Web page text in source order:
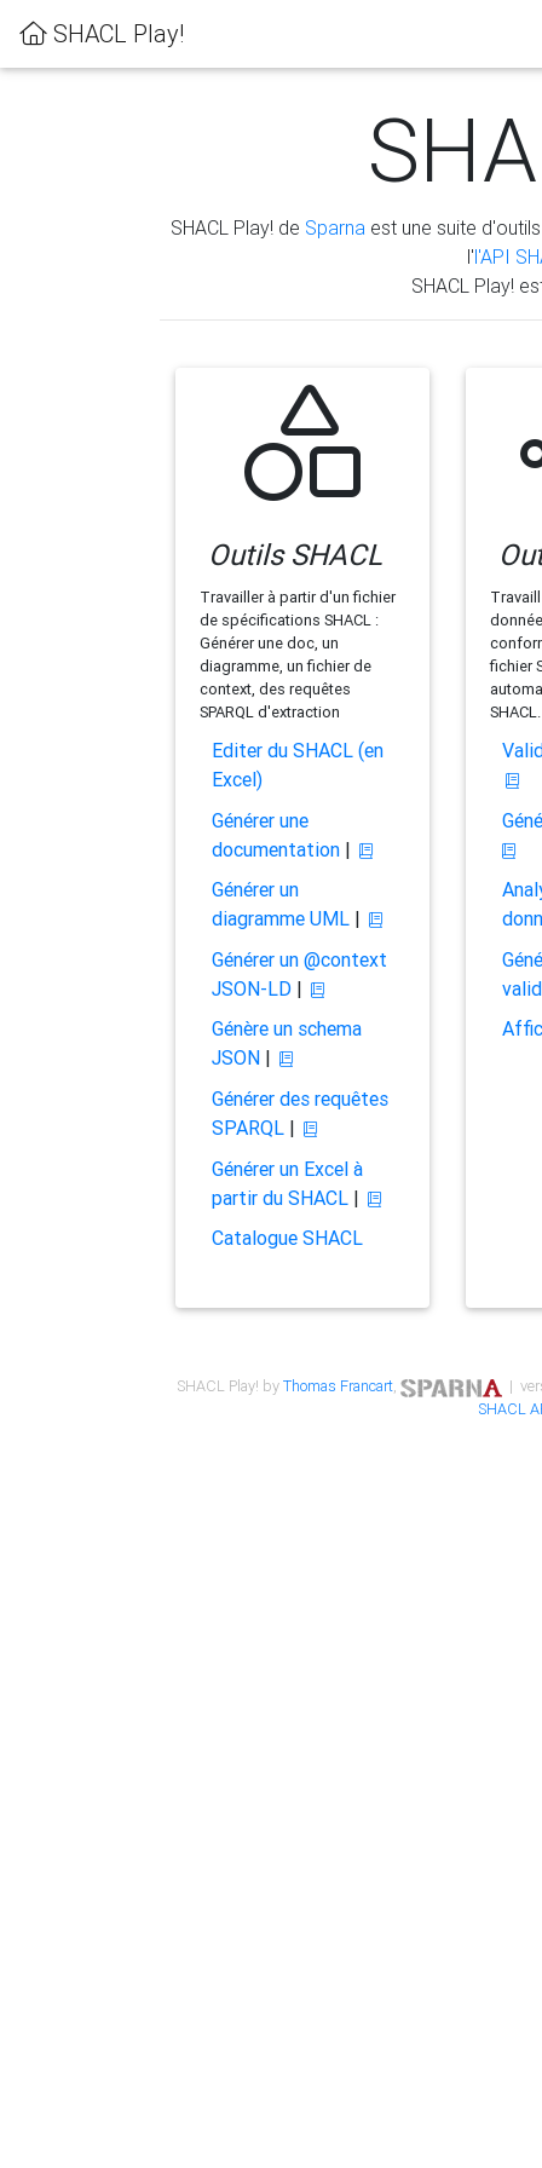
SHACL Play!
SHACL Play! de Sparna est une suite
l'l'API
SHACL Play!
Outils SHACL
Travailler à partir d'un fichier
de spécifications SHACL :
Générer une doc, un
diagramme, un fichier de
context, des requêtes
SPARQL d'extraction
Editer du SHACL (en
Excel)
Générer une
documentation|
Générer un
diagramme UML|
Générer un @context
JSON-LD|
Génère un schema
JSON|
Générer des requêtes
SPARQL|
Générer un Excel à
partir du SHACL|
Catalogue SHACL
fichier
SHACL.
SHACL Play! byThomas Francart,
|
SHACL